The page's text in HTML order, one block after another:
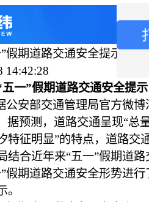
假期道路交通安全提示
14:42:28
一”假期道路交通安全提示
安部交通管理局官方微博
据预测，道路交通呈现“总
特征明显”的特点，道路交
结合近年来“五一”假期道路
假期道路交通安全形势进行